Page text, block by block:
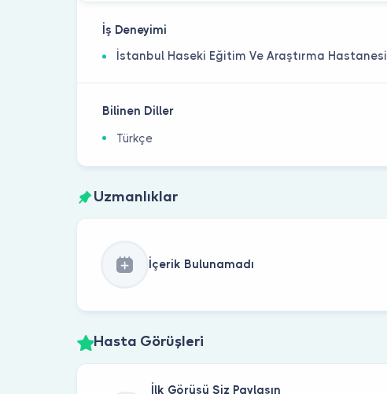
İş Deneyimi
İstanbul Haseki Eğitim Ve Araştırma Hastanesi
Bilinen Diller
Türkçe
Uzmanlıklar
İçerik Bulunamadı
Hasta Görüşleri
İlk Görüşü Siz Paylaşın